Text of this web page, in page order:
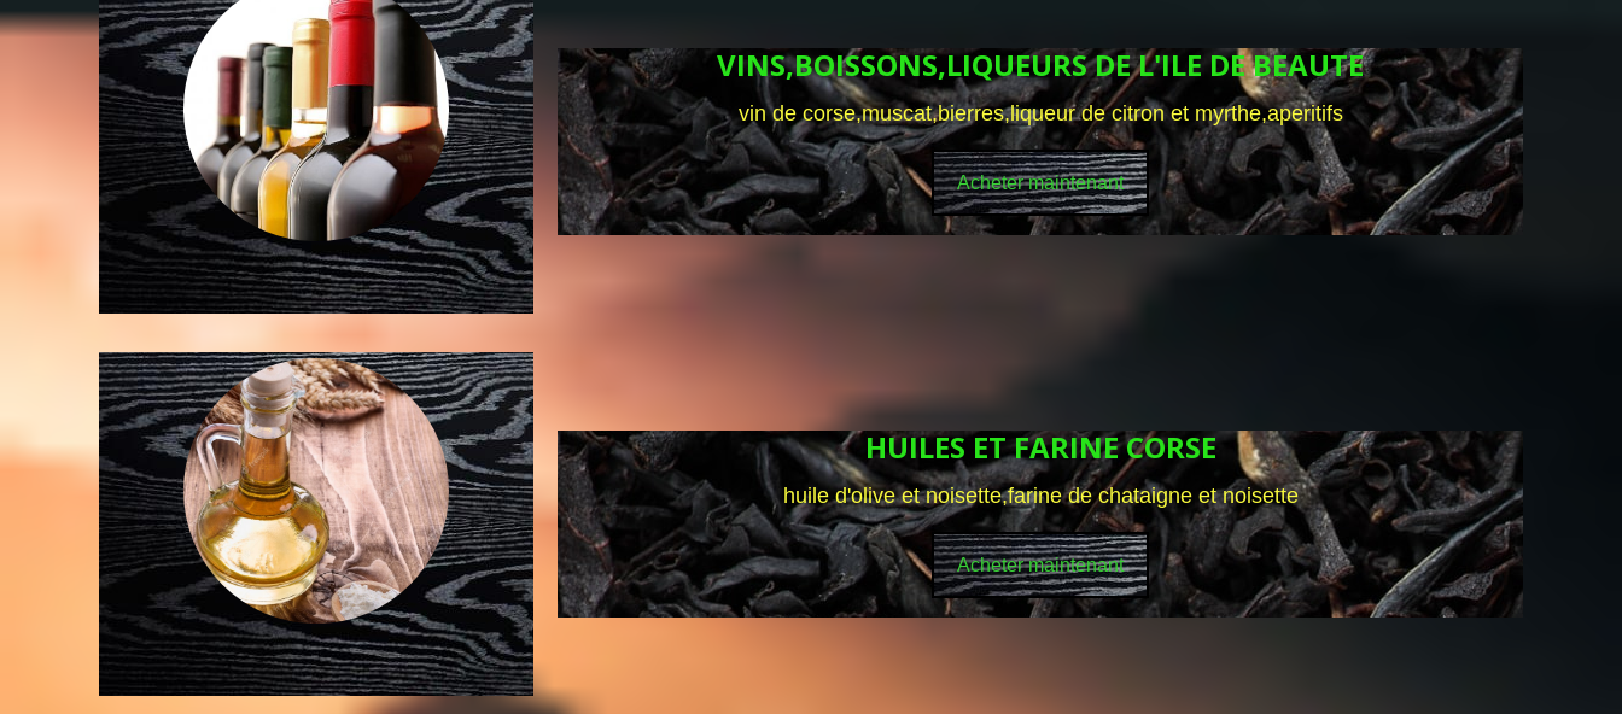
VINS,BOISSONS,LIQUEURS DE L'ILE DE BEAUTE
vin de corse,muscat,bierres,liqueur de citron et myrthe,aperitifs
Acheter maintenant
HUILES ET FARINE CORSE
huile d'olive et noisette,farine de chataigne et noisette
Acheter maintenant